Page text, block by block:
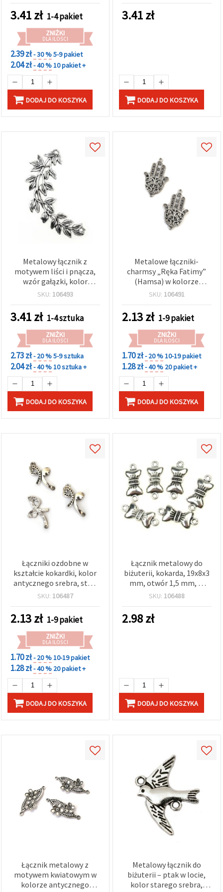
3.41zł 1-4 pakiet
ZNIŻKI
DLA ILOŚCI
2.39 zł- 30 %5-9 pakiet
2.04 zł- 40 %10 pakiet +
DODAJ DO KOSZYKA
3.41zł
DODAJ DO KOSZYKA
Metalowy łącznik z
motywem liści i pnącza,
wzór gałązki, kolor
starego srebra, 83x27x3
SKU: 106493
3.41zł 1-4 sztuka
ZNIŻKI
DLA ILOŚCI
2.73 zł- 20 %5-9 sztuka
2.04 zł- 40 %10 sztuka +
DODAJ DO KOSZYKA
Metalowe łączniki-
charmsy „Ręka Fatimy”
(Hamsa) w kolorze
starego srebra – 38x24x2
zestaw 2 szt., idealne do
bransoletek, naszyjników
i symbolicznej biżuterii
DIY
SKU: 106491
2.13zł 1-9 pakiet
ZNIŻKI
DLA ILOŚCI
1.70 zł- 20 %10-19 pakiet
1.28 zł- 40 % 20 pakiet +
DODAJ DO KOSZYKA
Łączniki ozdobne w
kształcie kokardki, kolor
antycznego srebra, stop
metalu, 32x17x2 mm,
półfabrykaty do biżuterii,
zestaw 5 szt.
SKU: 106487
2.13zł 1-9 pakiet
ZNIŻKI
DLA ILOŚCI
1.70 zł- 20 %10-19 pakiet
1.28 zł- 40 % 20 pakiet +
DODAJ DO KOSZYKA
Łącznik metalowy do
biżuterii, kokarda, 19x8x3
mm, otwór 1,5 mm, w
kolorze srebrnym – 10
SKU: 106488
2.98zł
DODAJ DO KOSZYKA
Łącznik metalowy z
motywem kwiatowym w
kolorze antycznego
Metalowy łącznik do
biżuterii – ptak w locie,
kolor starego srebra,